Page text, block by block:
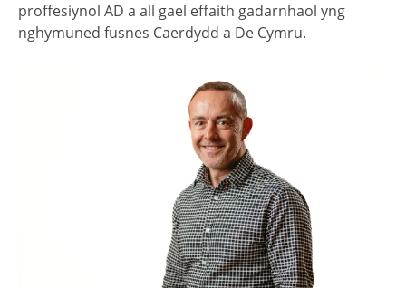
proffesiynol AD a all gael effaith gadarnhaol yng
nghymuned fusnes Caerdydd a De Cymru.